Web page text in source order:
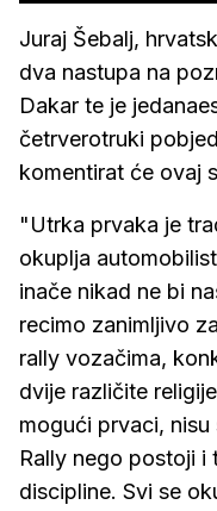
Juraj Šebalj,
dva nastupa na
Dakar te je
četrverotruki
komentirat će ovaj
"Utrka prvaka je
okuplja
inače nikad ne bi
recimo zanimljivo
rally vozačima,
dvije različite
mogući prvaci, nisu
Rally nego postoji i
discipline. Svi se